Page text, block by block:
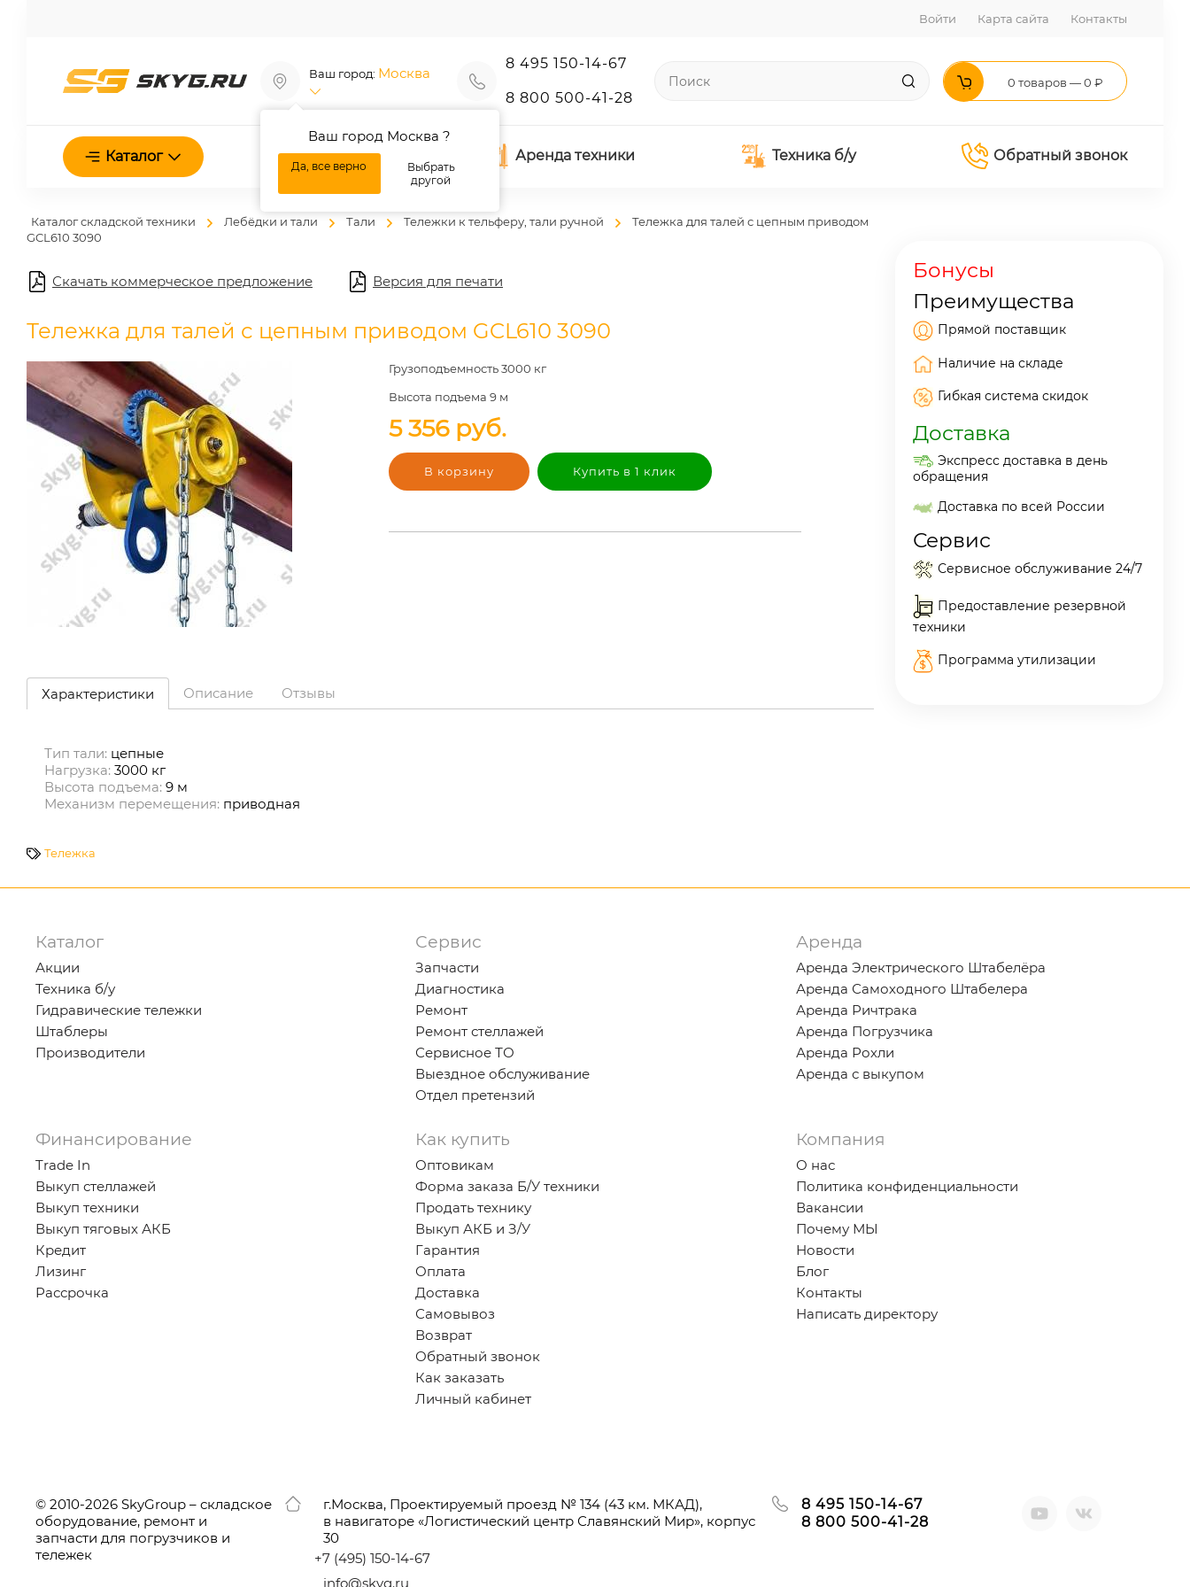
Войти Карта сайта Контакты
Ваш город: Москва
Ваш город Москва ?
Да, все верно
Выбрать
другой
8 495 150-14-67
8 800 500-41-28
0 товаров — 0 ₽
Каталог О нас Аренда техники Техника б/у Обратный звонок
Каталог складской техники Лебёдки и тали Тали Тележки к тельферу, тали ручной
Тележка для талей с цепным приводом
GCL610 3090
Скачать коммерческое предложение Версия для печати
Тележка для талей с цепным приводом GCL610 3090
Грузоподъемность 3000 кг
Высота подъема 9 м
5 356руб.
В корзину Купить в 1 клик
Характеристики Описание Отзывы
Тип тали: цепные
Нагрузка: 3000 кг
Высота подъема: 9 м
Механизм перемещения: приводная
Тележка
Бонусы
Преимущества
Прямой поставщик
Наличие на складе
Гибкая система скидок
Доставка
Экспресс доставка в день
обращения
Доставка по всей России
Сервис
Сервисное обслуживание 24/7
Предоставление резервной
техники
Программа утилизации
Каталог
Акции
Техника б/у
Гидравические тележки
Штаблеры
Производители
Сервис
Запчасти
Диагностика
Ремонт
Ремонт стеллажей
Сервисное ТО
Выездное обслуживание
Отдел претензий
Аренда
Аренда Электрического Штабелёра
Аренда Самоходного Штабелера
Аренда Ричтрака
Аренда Погрузчика
Аренда Рохли
Аренда с выкупом
Финансирование
Trade In
Выкуп стеллажей
Выкуп техники
Выкуп тяговых АКБ
Кредит
Лизинг
Рассрочка
Как купить
Оптовикам
Форма заказа Б/У техники
Продать технику
Выкуп АКБ и З/У
Гарантия
Оплата
Доставка
Самовывоз
Возврат
Обратный звонок
Как заказать
Личный кабинет
Компания
О нас
Политика конфиденциальности
Вакансии
Почему МЫ
Новости
Блог
Контакты
Написать директору
© 2010-2026 SkyGroup – складское
оборудование, ремонт и
запчасти для погрузчиков и
тележек
г.Москва, Проектируемый проезд № 134 (43 км. МКАД),
в навигаторе «Логистический центр Славянский Мир», корпус
30
+7 (495) 150-14-67
info@skyg.ru
8 495 150-14-67
8 800 500-41-28